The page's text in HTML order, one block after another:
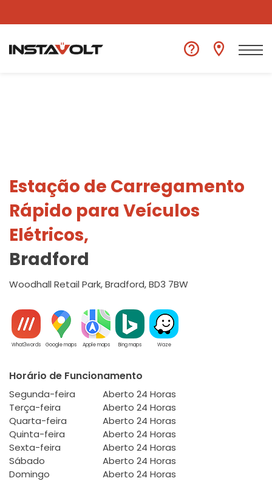
Ver outra localização
Estação de Carregamento
Rápido para Veículos
Elétricos,
Bradford
Woodhall Retail Park, Bradford, BD3 7BW
What3words Google maps Apple maps Bing maps Waze
Horário de Funcionamento
Segunda-feira
Aberto 24 Horas
Terça-feira
Aberto 24 Horas
Quarta-feira
Aberto 24 Horas
Quinta-feira
Aberto 24 Horas
Sexta-feira
Aberto 24 Horas
Sábado
Aberto 24 Horas
Domingo
Aberto 24 Horas